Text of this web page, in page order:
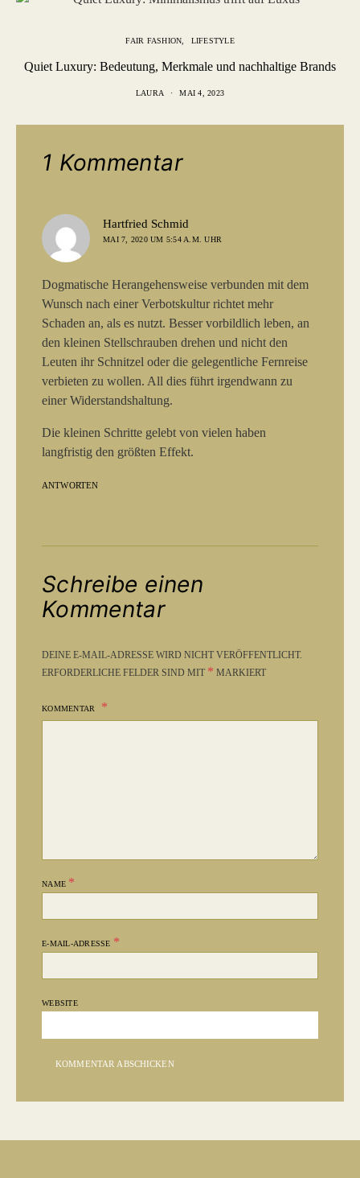
FAIR FASHION LIFESTYLE
Quiet Luxury: Bedeutung, Merkmale und nachhaltige Brands
LAURA MAI 4, 2023
1 Kommentar
Hartfried Schmid
MAI 7, 2020 UM 5:54 A.M. UHR
Dogmatische Herangehensweise verbunden mit dem
Wunsch nach einer Verbotskultur richtet mehr
Schaden an, als es nutzt. Besser vorbildlich leben, an
den kleinen Stellschrauben drehen und nicht den
Leuten ihr Schnitzel oder die gelegentliche Fernreise
verbieten zu wollen. All dies führt irgendwann zu
einer Widerstandshaltung.
Die kleinen Schritte gelebt von vielen haben
langfristig den größten Effekt.
ANTWORTEN
Schreibe einen
Kommentar
DEINE E-MAIL-ADRESSE WIRD NICHT VERÖFFENTLICHT.
ERFORDERLICHE FELDER SIND MIT * MARKIERT
KOMMENTAR
NAME *
E-MAIL-ADRESSE *
WEBSITE